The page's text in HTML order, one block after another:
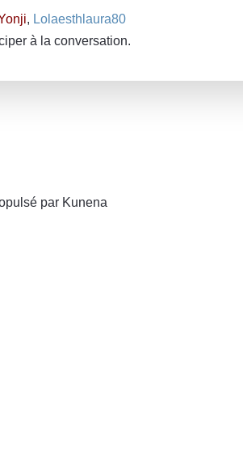
, Lolaesthlaura80
à la conversation.
par Kunena